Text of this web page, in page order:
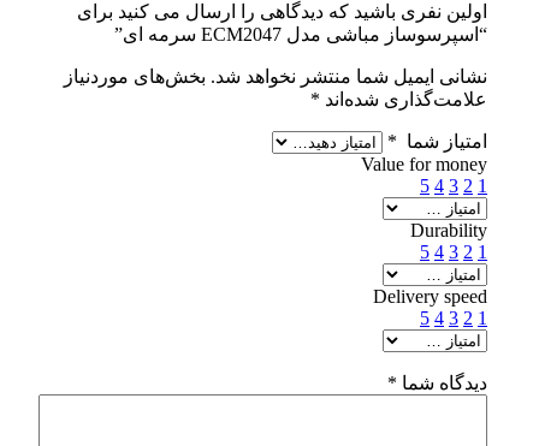
اولین نفری باشید که دیدگاهی را ارسال می کنید برای
“اسپرسوساز مباشی مدل ECM2047 سرمه ای”
نشانی ایمیل شما منتشر نخواهد شد. بخش‌های موردنیاز
علامت‌گذاری شده‌اند *
امتیاز شما *
Value for money
1
2
3
4
5
Durability
1
2
3
4
5
Delivery speed
1
2
3
4
5
دیدگاه شما *